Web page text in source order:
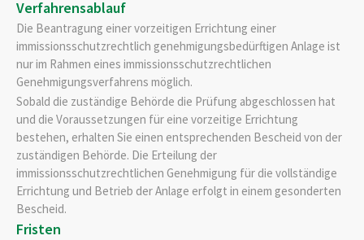
Verfahrensablauf
Die Beantragung einer vorzeitigen Errichtung einer
immissionsschutzrechtlich genehmigungsbedürftigen Anlage ist
nur im Rahmen eines immissionsschutzrechtlichen
Genehmigungsverfahrens möglich.
Sobald die zuständige Behörde die Prüfung abgeschlossen hat
und die Voraussetzungen für eine vorzeitige Errichtung
bestehen, erhalten Sie einen entsprechenden Bescheid von der
zuständigen Behörde. Die Erteilung der
immissionsschutzrechtlichen Genehmigung für die vollständige
Errichtung und Betrieb der Anlage erfolgt in einem gesonderten
Bescheid.
Fristen